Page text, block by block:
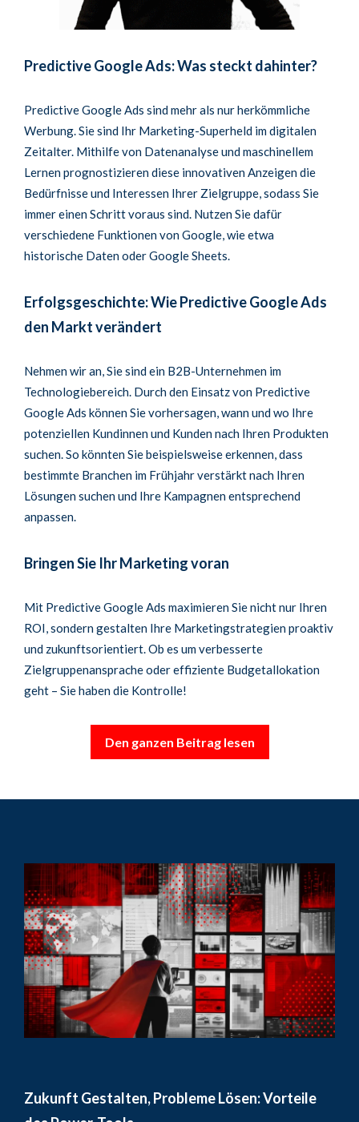
Predictive Google Ads: Was steckt dahinter?
Predictive Google Ads sind mehr als nur herkömmliche
Werbung. Sie sind Ihr Marketing-Superheld im digitalen
Zeitalter. Mithilfe von Datenanalyse und maschinellem
Lernen prognostizieren diese innovativen Anzeigen die
Bedürfnisse und Interessen Ihrer Zielgruppe, sodass Sie
immer einen Schritt voraus sind. Nutzen Sie dafür
verschiedene Funktionen von Google, wie etwa
historische Daten oder Google Sheets.
Erfolgsgeschichte: Wie Predictive Google Ads
den Markt verändert
Nehmen wir an, Sie sind ein B2B-Unternehmen im
Technologiebereich. Durch den Einsatz von Predictive
Google Ads können Sie vorhersagen, wann und wo Ihre
potenziellen Kundinnen und Kunden nach Ihren Produkten
suchen. So könnten Sie beispielsweise erkennen, dass
bestimmte Branchen im Frühjahr verstärkt nach Ihren
Lösungen suchen und Ihre Kampagnen entsprechend
anpassen.
Bringen Sie Ihr Marketing voran
Mit Predictive Google Ads maximieren Sie nicht nur Ihren
ROI, sondern gestalten Ihre Marketingstrategien proaktiv
und zukunftsorientiert. Ob es um verbesserte
Zielgruppenansprache oder effiziente Budgetallokation
geht – Sie haben die Kontrolle!
Den ganzen Beitrag lesen
Zukunft Gestalten, Probleme Lösen: Vorteile